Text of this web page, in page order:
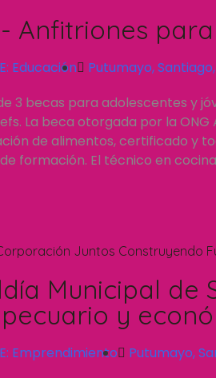
Anfitriones
Educación Putumayo,Santiago,
3 becas para adolescentes y
La beca otorgada por la
de alimentos, certificado y
formación. El técnico en
Juntos Construyendo
Municipal de
y
Emprendimiento Putumayo,